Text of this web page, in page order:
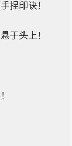
捏印诀！
于头上！